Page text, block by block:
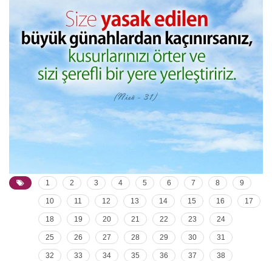
1 2 3 4 5 6 7 8 9
10 11 12 13 14 15 16 17
18 19 20 21 22 23 24
25 26 27 28 29 30 31
32 33 34 35 36 37 38